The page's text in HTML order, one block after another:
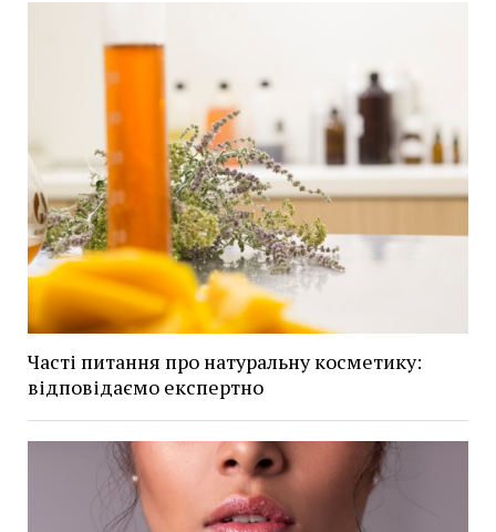
Часті питання про натуральну косметику:
відповідаємо експертно